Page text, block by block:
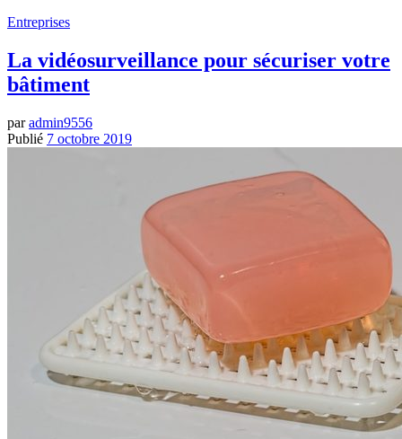
Entreprises
La vidéosurveillance pour sécuriser votre
bâtiment
paradmin9556
Publié 7 octobre 2019